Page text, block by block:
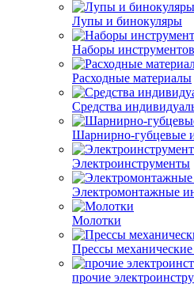
Лупы и бинокуляры
Наборы
Расходные материалы
Средства
Шарнирно-губцевые
Электроинструменты
Электромонтажные
Молотки
Прессы
прочие